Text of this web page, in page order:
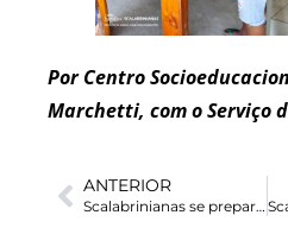
Por Centro
Marchetti, com o Serviço
ANTERIOR
Scalabrinianas se preparam para a Consagração Religiosa das Irmãs Goreth e Vitorinha